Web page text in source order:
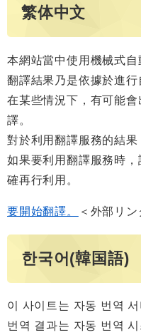
繁体中文
本網站當中使用機械式自
翻譯結果乃是依據於進行
在某些情況下，有可能
譯。
對於利用翻譯服務的結果
如果要利用翻譯服務時
確再行利用。
要開始翻譯。 ＜外部リン
한국어(韓国語)
이 사이트는 자동 번역
번역 결과는 자동 번역